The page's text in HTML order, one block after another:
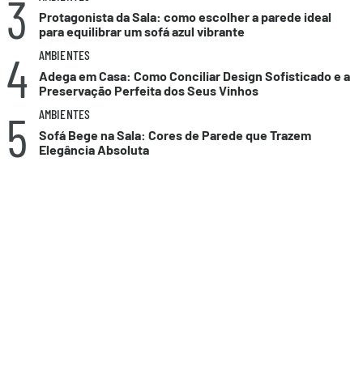
3
Protagonista da Sala: como escolher a parede ideal
para equilibrar um sofá azul vibrante
4
AMBIENTES
Adega em Casa: Como Conciliar Design Sofisticado e a
Preservação Perfeita dos Seus Vinhos
5
AMBIENTES
Sofá Bege na Sala: Cores de Parede que Trazem
Elegância Absoluta